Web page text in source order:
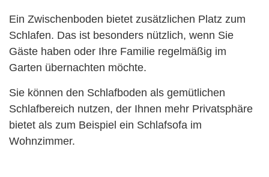
Ein Zwischenboden bietet zusätzlichen Platz zum
Schlafen. Das ist besonders nützlich, wenn Sie
Gäste haben oder Ihre Familie regelmäßig im
Garten übernachten möchte.
Sie können den Schlafboden als gemütlichen
Schlafbereich nutzen, der Ihnen mehr Privatsphäre
bietet als zum Beispiel ein Schlafsofa im
Wohnzimmer.